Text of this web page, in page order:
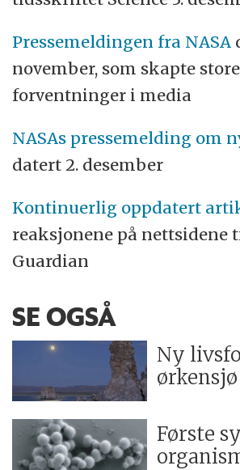
Pressemeldingen fra NASA
november, som skapte store
forventninger i media
NASAs pressemelding om
datert 2. desember
Kontinuerlig oppdatert
reaksjonene på nettsidene
Guardian
SE OGSÅ
Ny
ørkensjø
Første